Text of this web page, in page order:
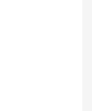
と水入ってき
いってなって洗